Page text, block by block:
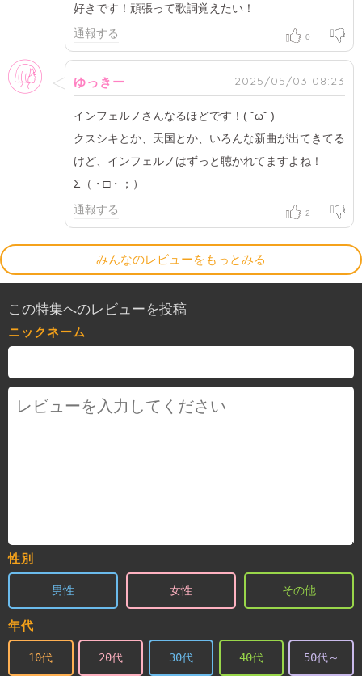
好きです！頑張って歌詞覚えたい！
通報する
0
女性
ゆっきー 2025/05/03 08:23
インフェルノさんなるほどです！( ˘ω˘ )
クスシキとか、天国とか、いろんな新曲が出てきてる
けど、インフェルノはずっと聴かれてますよね！
Σ（・□・；）
通報する
2
みんなのレビューをもっとみる
この特集へのレビューを投稿
ニックネーム
性別
男性 女性 その他
年代
10代 20代 30代 40代 50代～